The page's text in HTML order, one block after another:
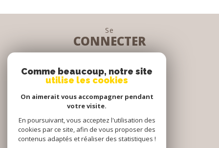
Se
CONNECTER
SUIVRE
Comme beaucoup, notre site
utilise les cookies
On aimerait vous accompagner pendant
votre visite.
En poursuivant, vous acceptez l'utilisation des
cookies par ce site, afin de vous proposer des
contenus adaptés et réaliser des statistiques !